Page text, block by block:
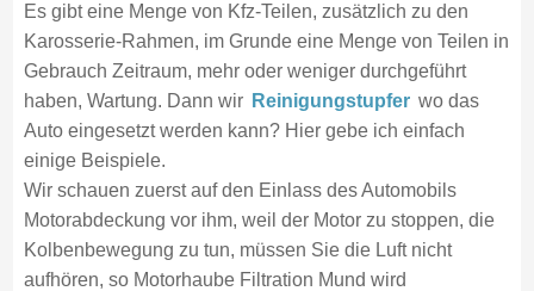
Es gibt eine Menge von Kfz-Teilen, zusätzlich zu den
Karosserie-Rahmen, im Grunde eine Menge von Teilen in
Gebrauch Zeitraum, mehr oder weniger durchgeführt
haben, Wartung. Dann wir Reinigungstupfer wo das
Auto eingesetzt werden kann? Hier gebe ich einfach
einige Beispiele.
Wir schauen zuerst auf den Einlass des Automobils
Motorabdeckung vor ihm, weil der Motor zu stoppen, die
Kolbenbewegung zu tun, müssen Sie die Luft nicht
aufhören, so Motorhaube Filtration Mund wird